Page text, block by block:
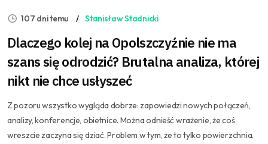
107 dni temu Stanisław Stadnicki
Dlaczego kolej na Opolszczyźnie nie ma
szans się odrodzić? Brutalna analiza, której
nikt nie chce usłyszeć
Z pozoru wszystko wygląda dobrze: zapowiedzi nowych połączeń,
analizy, konferencje, obietnice. Można odnieść wrażenie, że coś
wreszcie zaczyna się dziać. Problem w tym, że to tylko powierzchnia.